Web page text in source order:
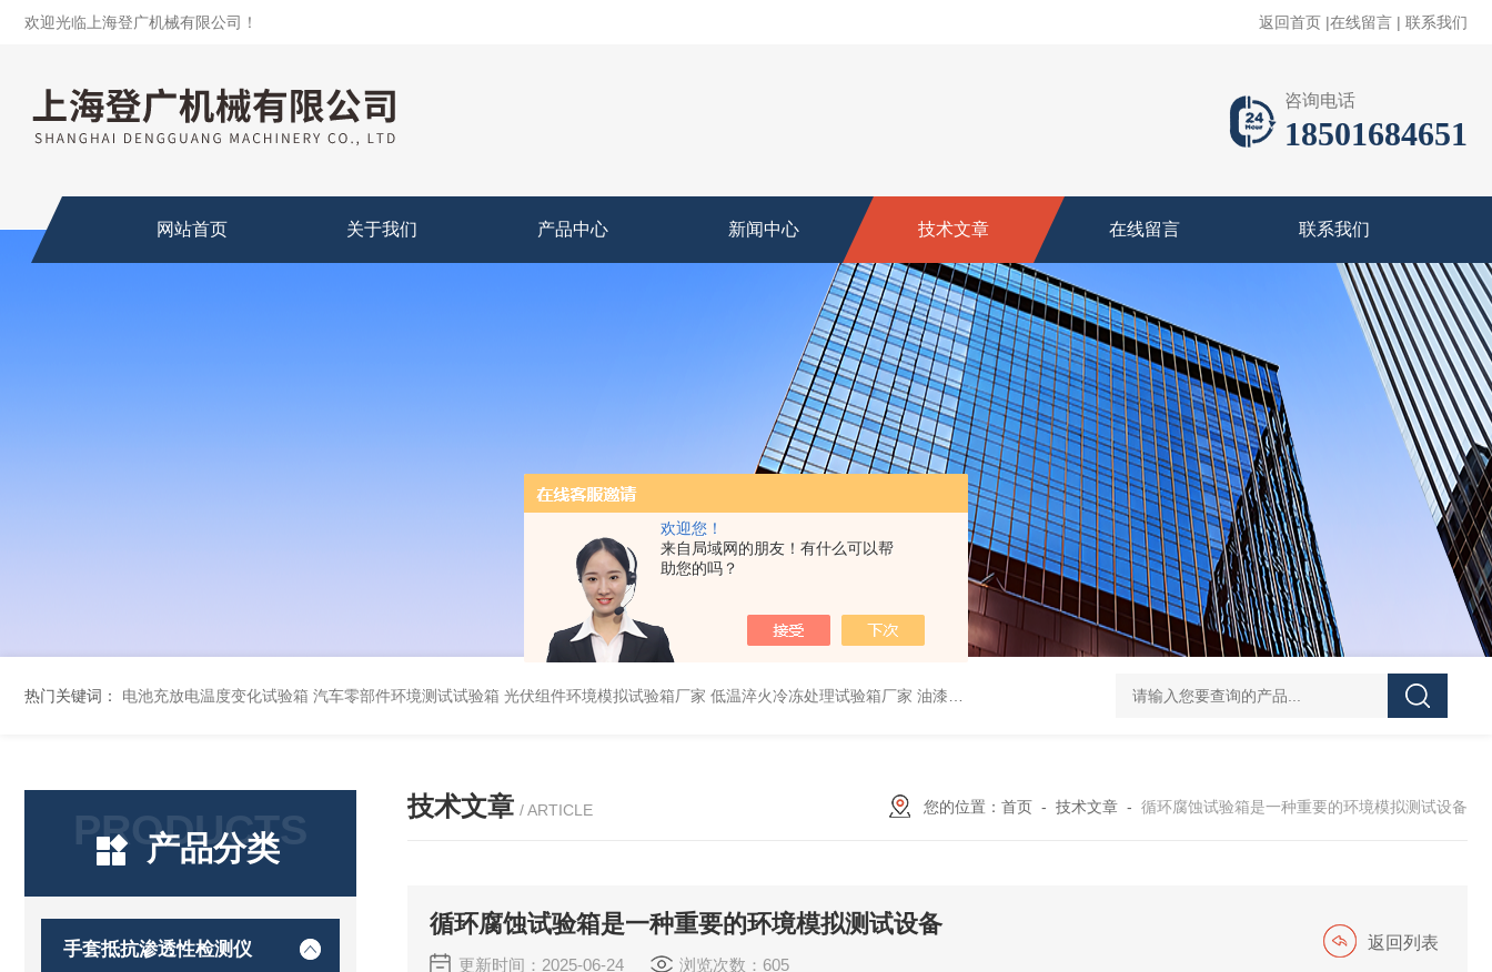
欢迎您！
来自局域网的朋友！有什么可以帮
助您的吗？
欢迎光临上海登广机械有限公司！ 返回首页 |在线留言 | 联系我们
咨询电话
18501684651
网站首页 关于我们 产品中心 新闻中心 技术文章 在线留言 联系我们
热门关键词： 电池充放电温度变化试验箱 汽车零部件环境测试试验箱 光伏组件环境模拟试验箱厂家 低温淬火冷冻处理试验箱厂家 油漆耐气候老化试验箱 快速线性温变试验箱 防尘试验箱厂家 电缆线橡胶臭氧老化
PRODUCTS
产品分类
手套抵抗渗透性检测仪
技术文章 / ARTICLE 您的位置： 首页 - 技术文章 - 循环腐蚀试验箱是一种重要的环境模拟测试设备
循环腐蚀试验箱是一种重要的环境模拟测试设备
更新时间：2025-06-24 浏览次数：605
返回列表